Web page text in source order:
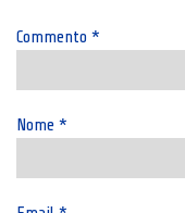
Commento *
Nome *